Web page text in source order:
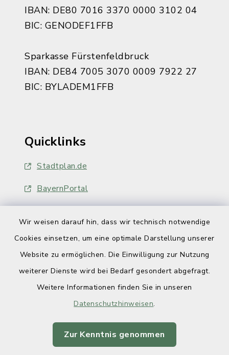
Wir weisen darauf hin, dass wir technisch notwendige
Cookies einsetzen, um eine optimale Darstellung unserer
Website zu ermöglichen. Die Einwilligung zur Nutzung
weiterer Dienste wird bei Bedarf gesondert abgefragt.
Weitere Informationen finden Sie in unseren
Datenschutzhinweisen.
Zur Kenntnis genommen
IBAN: DE80 7016 3370 0000 3102 04
BIC: GENODEF1FFB
Sparkasse Fürstenfeldbruck
IBAN: DE84 7005 3070 0009 7922 27
BIC: BYLADEM1FFB
Quicklinks
Stadtplan.de
BayernPortal
Barrierefreiheit
Impressum